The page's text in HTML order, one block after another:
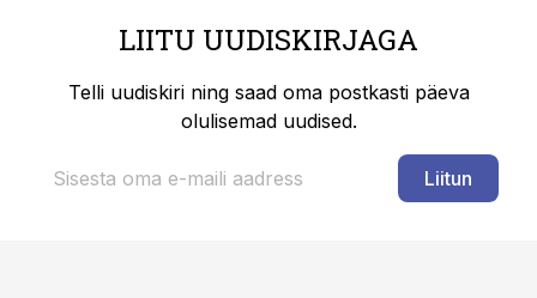
LIITU UUDISKIRJAGA
Telli uudiskiri ning saad oma postkasti päeva
olulisemad uudised.
Liitun